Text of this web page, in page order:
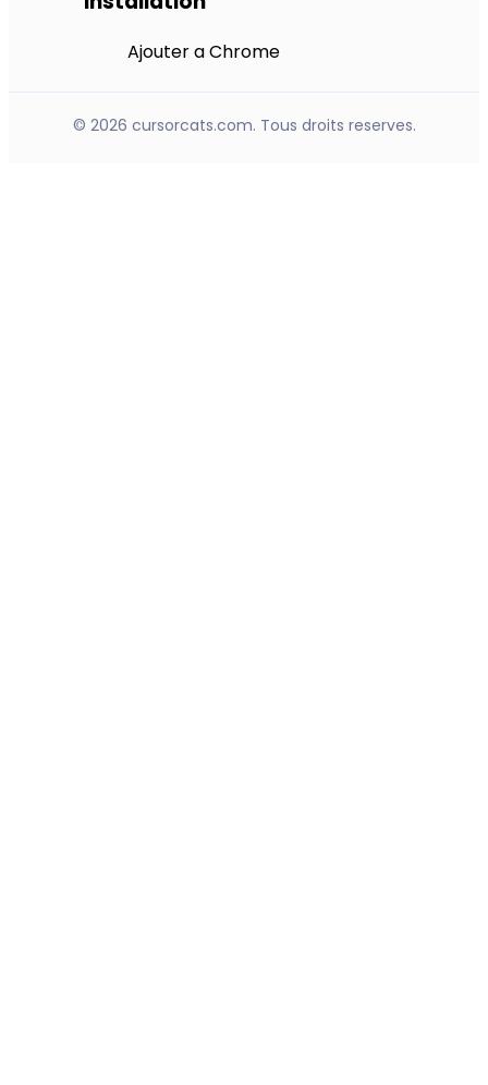
Ajouter a Chrome
© 2026 cursorcats.com. Tous droits reserves.